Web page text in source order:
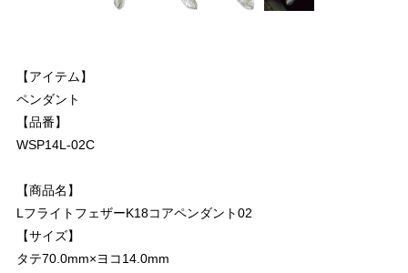
【アイテム】
ペンダント
【品番】
WSP14L-02C
【商品名】
LフライトフェザーK18コアペンダント02
【サイズ】
タテ70.0mm×ヨコ14.0mm